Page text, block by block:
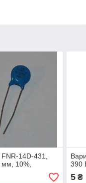
FNR-14D-431,
10%,
390
5 ₴